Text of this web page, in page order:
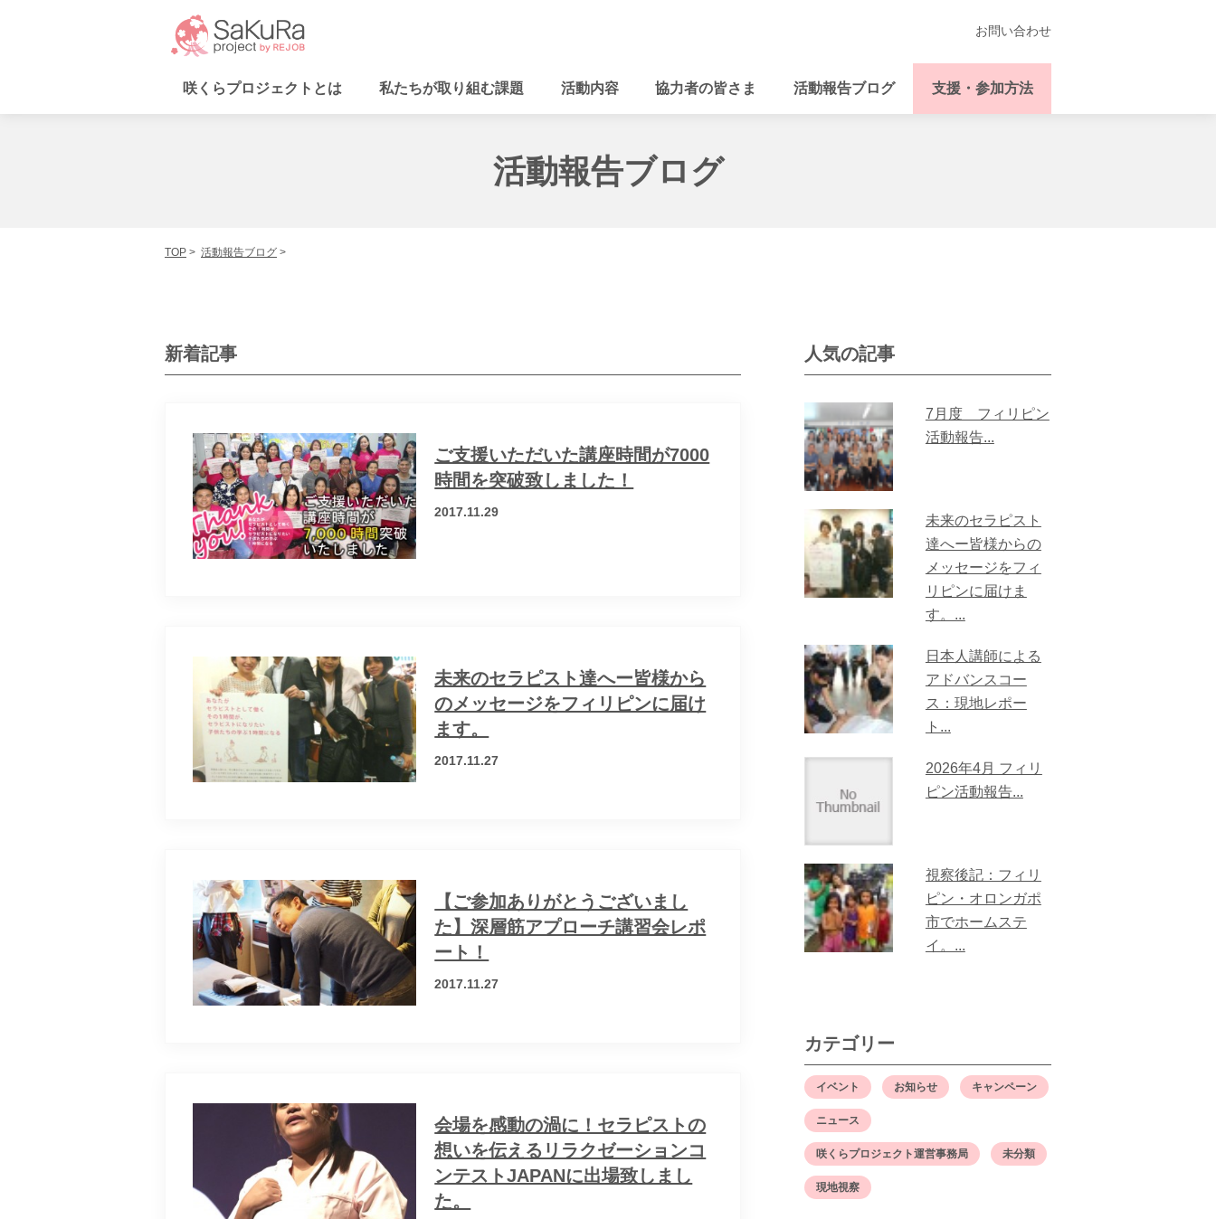
お問い合わせ
咲くらプロジェクトとは 私たちが取り組む課題 活動内容 協力者の皆さま 活動報告ブログ 支援・参加方法
活動報告ブログ
TOP 活動報告ブログ
新着記事
ご支援いただいた講座時間が7000
時間を突破致しました！
2017.11.29
未来のセラピスト達へー皆様から
のメッセージをフィリピンに届け
ます。
2017.11.27
【ご参加ありがとうございまし
た】深層筋アプローチ講習会レポ
ート！
2017.11.27
会場を感動の渦に！セラピストの
想いを伝えるリラクゼーションコ
ンテストJAPANに出場致しまし
た。
人気の記事
7月度 フィリピン
活動報告...
未来のセラピスト
達へー皆様からの
メッセージをフィ
リピンに届けま
す。...
日本人講師による
アドバンスコー
ス：現地レポー
ト...
2026年4月 フィリ
ピン活動報告...
視察後記：フィリ
ピン・オロンガポ
市でホームステ
イ。...
カテゴリー
イベント お知らせ キャンペーン
ニュース
咲くらプロジェクト運営事務局 未分類
現地視察